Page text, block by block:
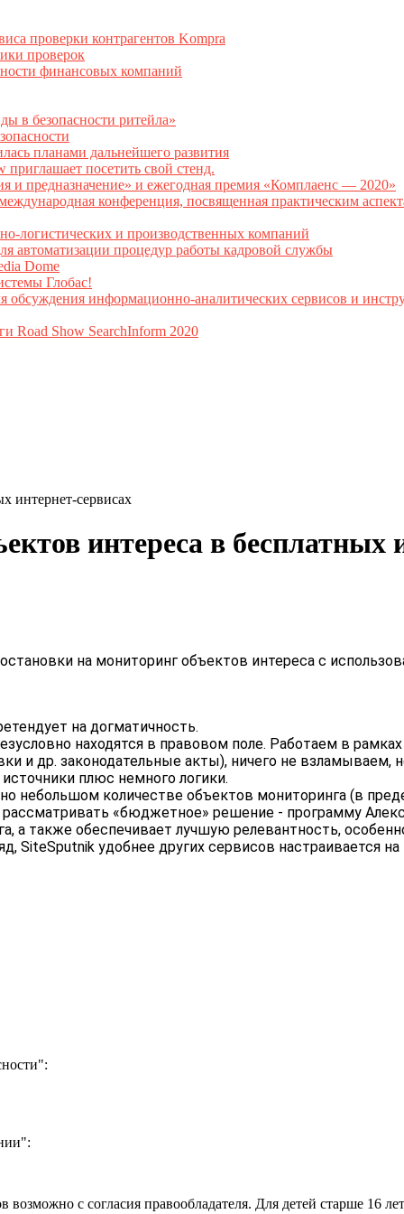
проверки контрагентов Kompra
проверок
финансовых компаний
в безопасности ритейла»
планами дальнейшего развития
посетить свой стенд.
и предназначение» и ежегодная премия «Комплаенс — 2020»
конференция, посвященная практическим
логистических и производственных компаний
процедур работы кадровой службы
Dome
Глобас!
информационно-аналитических сервисов и
Road Show SearchInform 2020
интернет-сервисах
интереса в бесплатных
на мониторинг объектов интереса с
на догматичность.
находятся в правовом поле. Работаем в
и др. законодательные акты), ничего не взламываем,
плюс немного логики.
небольшом количестве объектов мониторинга (в
«бюджетное» решение - программу
а также обеспечивает лучшую релевантность,
SiteSputnik удобнее других сервисов настраивается
с согласия правообладателя. Для детей старше 16